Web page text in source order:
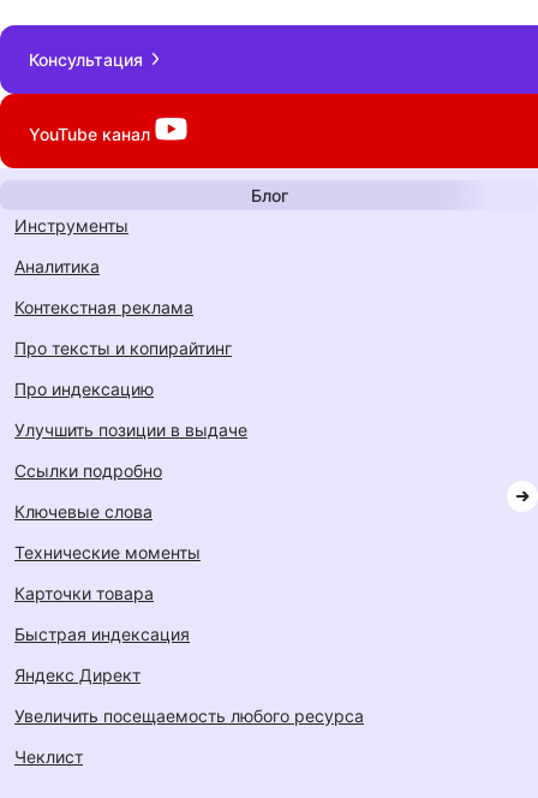
Консультация
YouTube канал
Блог
инструменты
аналитика
контекстная реклама
про тексты и копирайтинг
про индексацию
улучшить позиции в выдаче
ссылки подробно
ключевые слова
технические моменты
карточки товара
быстрая индексация
Яндекс Директ
увеличить посещаемость любого ресурса
Чеклист